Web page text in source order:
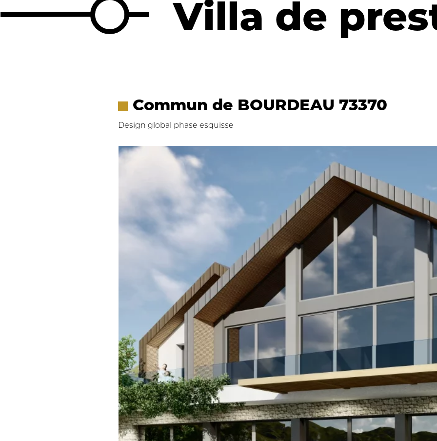
Villa de
Commun de BOURDEAU 73370
Design global phase esquisse